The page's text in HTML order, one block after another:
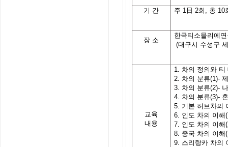
기 간 주 1 日 2회 , 총 10
장 소
한국티소믈리에
(대구시 수성구
교육
내용
1. 차의 정의와 티
2. 차의 분류(1)-
3. 차의 분류(2)-
4. 차의 분류(3)-
5. 기본 허브차의
6. 인도 차의 이해
7. 인도 차의 이해
8. 중국 차의 이해
9. 스리랑카 차의